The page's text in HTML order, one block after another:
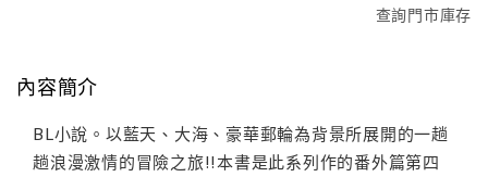
查詢門市庫存
內容簡介
BL小說。以藍天、大海、豪華郵輪為背景所展開的一趟
趟浪漫激情的冒險之旅!!本書是此系列作的番外篇第四